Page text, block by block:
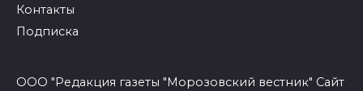
Контакты
Подписка
ООО "Редакция газеты "Морозовский вестник" Сайт